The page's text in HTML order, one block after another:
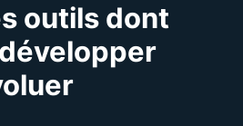
outils dont